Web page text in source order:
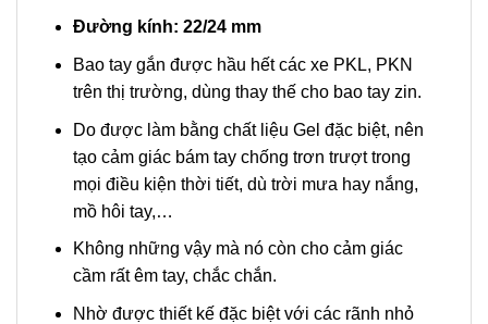
Đường kính: 22/24 mm
Bao tay gắn được hầu hết các xe PKL, PKN
trên thị trường, dùng thay thế cho bao tay zin.
Do được làm bằng chất liệu Gel đặc biệt, nên
tạo cảm giác bám tay chống trơn trượt trong
mọi điều kiện thời tiết, dù trời mưa hay nắng,
mồ hôi tay,…
Không những vậy mà nó còn cho cảm giác
cầm rất êm tay, chắc chắn.
Nhờ được thiết kế đặc biệt với các rãnh nhỏ